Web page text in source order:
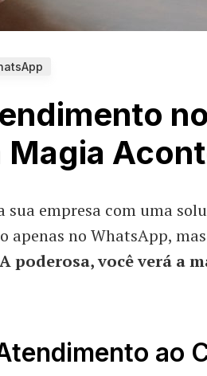
no
Magia
empresa com uma
no WhatsApp,
poderosa, você verá a
ao